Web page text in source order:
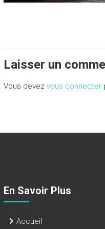
Laisser un
Vous devez vous connecter
En Savoir Plus
Accueil